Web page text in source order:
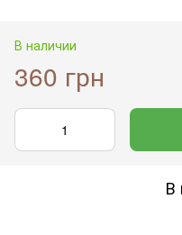
В наличии
360 грн
В